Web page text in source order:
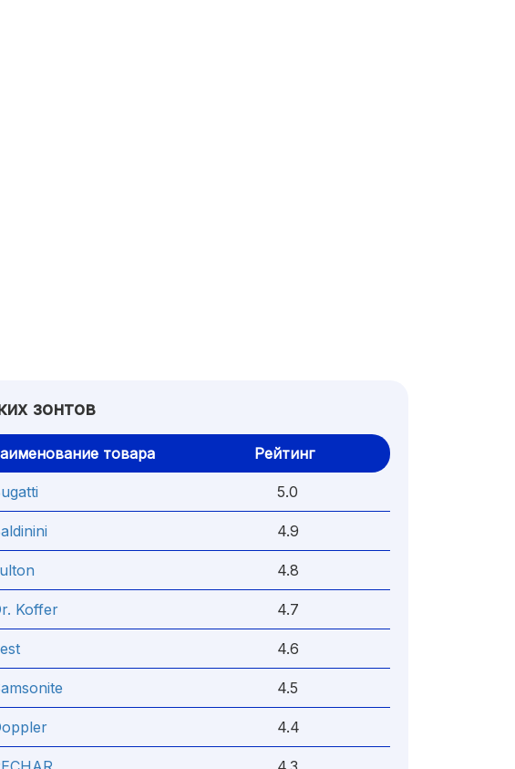
зонтов
товара Рейтинг
5.0
4.9
4.8
Koffer 4.7
4.6
4.5
4.4